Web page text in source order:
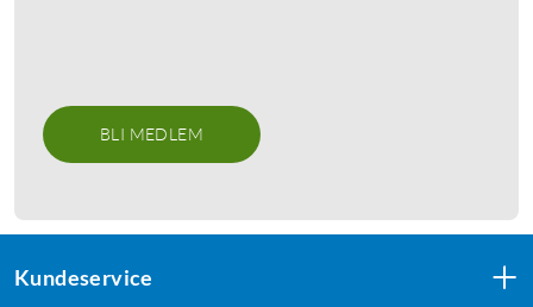
BLI MEDLEM
Kundeservice